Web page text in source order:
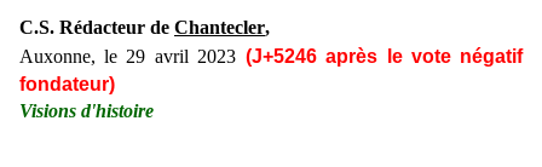
C.S. Rédacteur de Chantecler,
Auxonne, le 29 avril 2023 (J+5246 après le vote négatif
fondateur)
Visions d'histoire